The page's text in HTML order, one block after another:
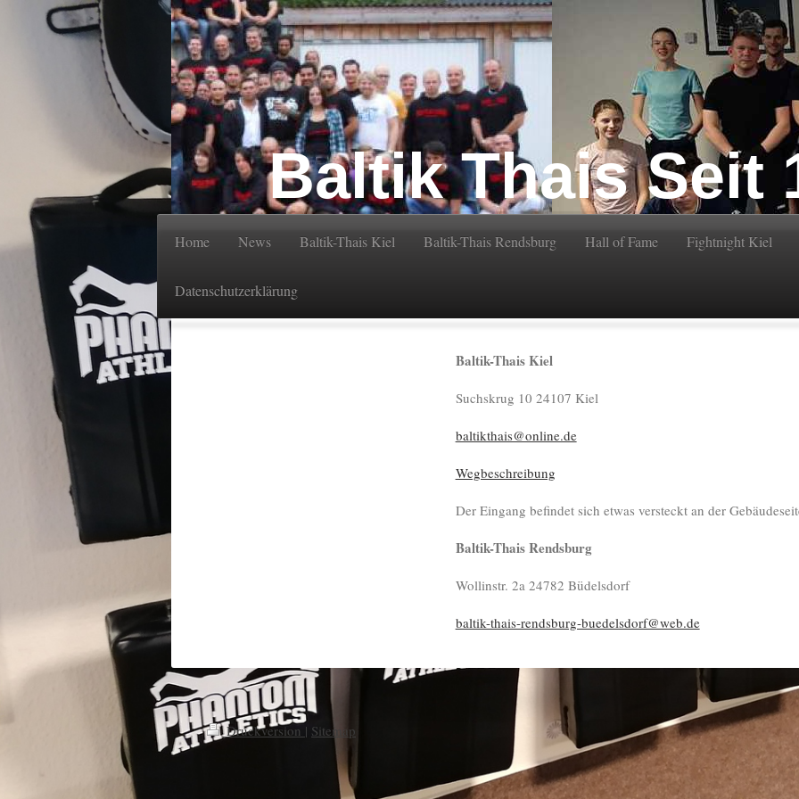
Baltik Thais Seit
Home News Baltik-Thais Kiel Baltik-Thais Rendsburg Hall of Fame Fightnight Kiel
Datenschutzerklärung
Baltik-Thais Kiel
Suchskrug 10 24107 Kiel
baltikthais@online.de
Wegbeschreibung
Der Eingang befindet sich etwas versteckt an der
Baltik-Thais Rendsburg
Wollinstr. 2a 24782 Büdelsdorf
baltik-thais-rendsburg-buedelsdorf@web.de
Druckversion | Sitemap